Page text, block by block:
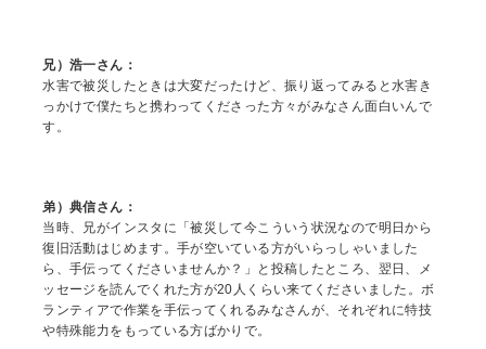
兄）浩一さん：
水害で被災したときは大変だったけど、振り返ってみると水害き
っかけで僕たちと携わってくださった方々がみなさん面白いんで
す。
弟）典信さん：
当時、兄がインスタに「被災して今こういう状況なので明日から
復旧活動はじめます。手が空いている方がいらっしゃいました
ら、手伝ってくださいませんか？」と投稿したところ、翌日、メ
ッセージを読んでくれた方が20人くらい来てくださいました。ボ
ランティアで作業を手伝ってくれるみなさんが、それぞれに特技
や特殊能力をもっている方ばかりで。